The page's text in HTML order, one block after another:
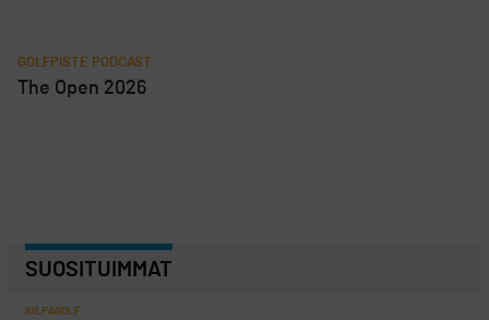
GOLFPISTE PODCAST
The Open 2026
SUOSITUIMMAT
KILPAGOLF